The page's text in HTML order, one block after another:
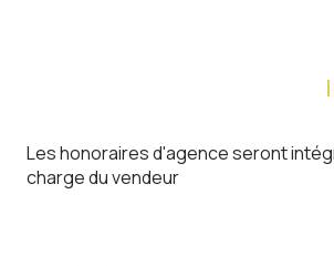
Les honoraires d'agence seront
charge du vendeur